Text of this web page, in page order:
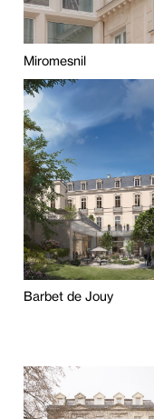
Miromesnil
Barbet de Jouy